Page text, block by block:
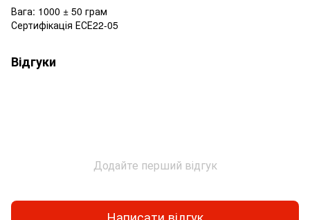
Вага: 1000 ± 50 грам
Сертифікація ЕСЕ22-05
Відгуки
Додайте перший відгук